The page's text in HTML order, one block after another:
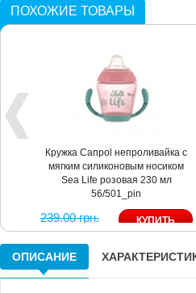
ПОХОЖИЕ ТОВАРЫ
Кружка Canpol непроливайка с
мягким силиконовым носиком
Sea Life розовая 230 мл
56/501_pin
239.00 грн.
222.00 грн.
ОПИСАНИЕ